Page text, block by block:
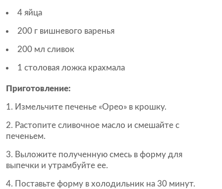
4 яйца
200 г вишневого варенья
200 мл сливок
1 столовая ложка крахмала
Приготовление:
Измельчите печенье «Орео» в крошку.
Растопите сливочное масло и смешайте с
печеньем.
Выложите полученную смесь в форму для
выпечки и утрамбуйте ее.
Поставьте форму в холодильник на 30 минут.